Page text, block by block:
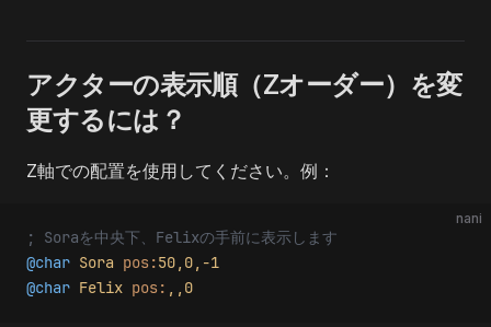
アクターの表示順（Zオーダー）を変
更するには？
Z軸での配置を使用してください。例：
nani
; Soraを中央下、Felixの手前に表示します
@char Sora pos:50,0,-1
@char Felix pos: ,,0